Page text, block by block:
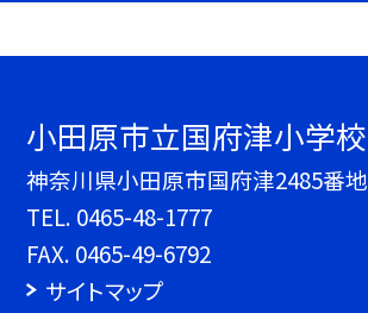
小田原市立国府津小学校
神奈川県小田原市国府津2485番地
TEL. 0465-48-1777
FAX. 0465-49-6792
サイトマップ